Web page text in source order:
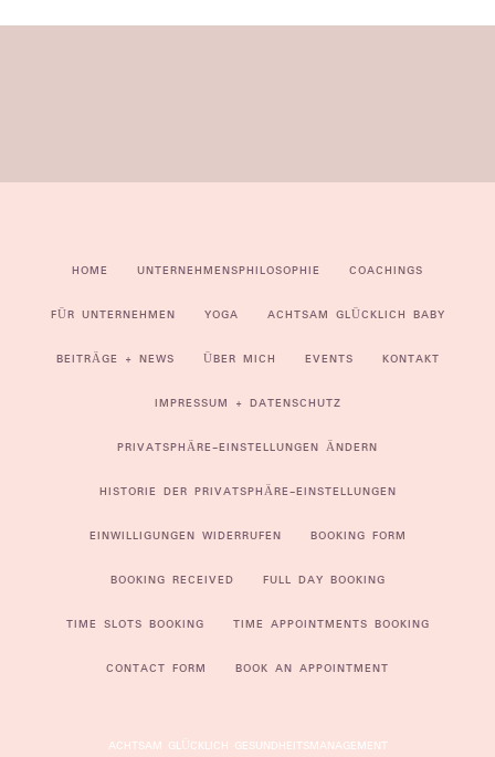
HOME UNTERNEHMENSPHILOSOPHIE COACHINGS
FÜR UNTERNEHMEN YOGA ACHTSAM GLÜCKLICH BABY
BEITRÄGE + NEWS ÜBER MICH EVENTS KONTAKT
IMPRESSUM + DATENSCHUTZ
PRIVATSPHÄRE-EINSTELLUNGEN ÄNDERN
HISTORIE DER PRIVATSPHÄRE-EINSTELLUNGEN
EINWILLIGUNGEN WIDERRUFEN BOOKING FORM
BOOKING RECEIVED FULL DAY BOOKING
TIME SLOTS BOOKING TIME APPOINTMENTS BOOKING
CONTACT FORM BOOK AN APPOINTMENT
ACHTSAM GLÜCKLICH GESUNDHEITSMANAGEMENT